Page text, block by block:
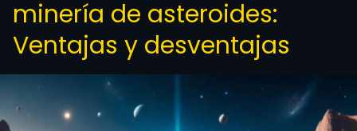
minería de asteroides:
Ventajas y desventajas